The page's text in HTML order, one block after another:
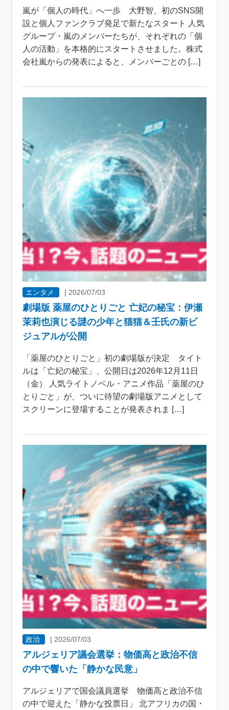
嵐が「個人の時代」へ一歩 大野智、初のSNS開
設と個人ファンクラブ発足で新たなスタート 人気
グループ・嵐のメンバーたちが、それぞれの「個
人の活動」を本格的にスタートさせました。株式
会社嵐からの発表によると、メンバーごとの […]
エンタメ | 2026/07/03
劇場版 薬屋のひとりごと 亡妃の秘宝：伊瀬
茉莉也演じる謎の少年と猫猫＆壬氏の新ビ
ジュアルが公開
「薬屋のひとりごと」初の劇場版が決定 タイト
ルは「亡妃の秘宝」、公開日は2026年12月11日
（金） 人気ライトノベル・アニメ作品「薬屋のひ
とりごと」が、ついに待望の劇場版アニメとして
スクリーンに登場することが発表されま […]
政治 | 2026/07/03
アルジェリア議会選挙：物価高と政治不信
の中で響いた「静かな民意」
アルジェリアで国会議員選挙 物価高と政治不信
の中で迎えた「静かな投票日」 北アフリカの国・